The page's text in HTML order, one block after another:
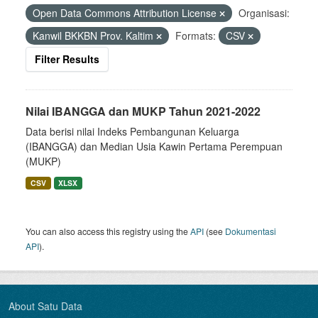
Open Data Commons Attribution License
Organisasi:
Kanwil BKKBN Prov. Kaltim
Formats:
CSV
Filter Results
Nilai IBANGGA dan MUKP Tahun 2021-2022
Data berisi nilai Indeks Pembangunan Keluarga
(IBANGGA) dan Median Usia Kawin Pertama Perempuan
(MUKP)
CSV XLSX
You can also access this registry using theAPI (see Dokumentasi
API).
About Satu Data